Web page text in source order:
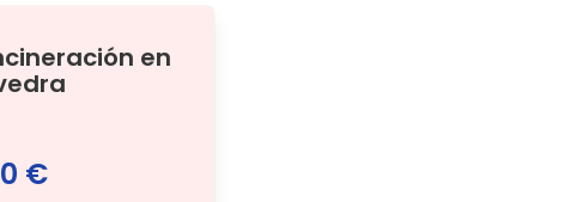
en
€